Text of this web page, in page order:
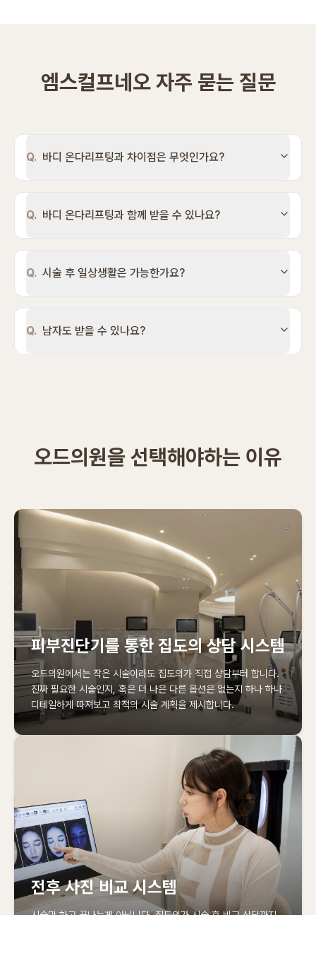
엠스컬프네오 자주 묻는 질문
Q. 바디 온다리프팅과 차이점은 무엇인가요?
Q. 바디 온다리프팅과 함께 받을 수 있나요?
Q. 시술 후 일상생활은 가능한가요?
Q. 남자도 받을 수 있나요?
오드의원을 선택해야하는 이유
피부진단기를 통한 집도의 상담 시스템
오드의원에서는 작은 시술이라도 집도의가 직접 상담부터 합니다.
진짜 필요한 시술인지, 혹은 더 나은 다른 옵션은 없는지 하나 하나
디테일하게 따져보고 최적의 시술 계획을 제시합니다.
전후 사진 비교 시스템
시술만 하고 끝나는게 아닙니다. 집도의가 시술 후 비교 상담까지